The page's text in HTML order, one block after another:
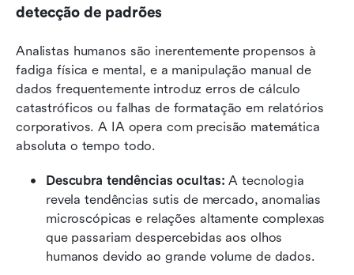
detecção de padrões
Analistas humanos são inerentemente propensos à
fadiga física e mental, e a manipulação manual de
dados frequentemente introduz erros de cálculo
catastróficos ou falhas de formatação em relatórios
corporativos. A IA opera com precisão matemática
absoluta o tempo todo.
Descubra tendências ocultas: A tecnologia
revela tendências sutis de mercado, anomalias
microscópicas e relações altamente complexas
que passariam despercebidas aos olhos
humanos devido ao grande volume de dados.